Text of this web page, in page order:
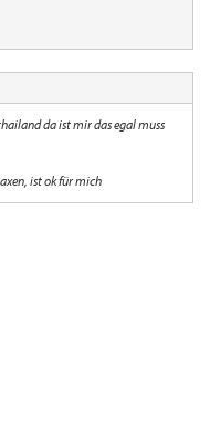
da ist mir das egal muss
ist ok für mich